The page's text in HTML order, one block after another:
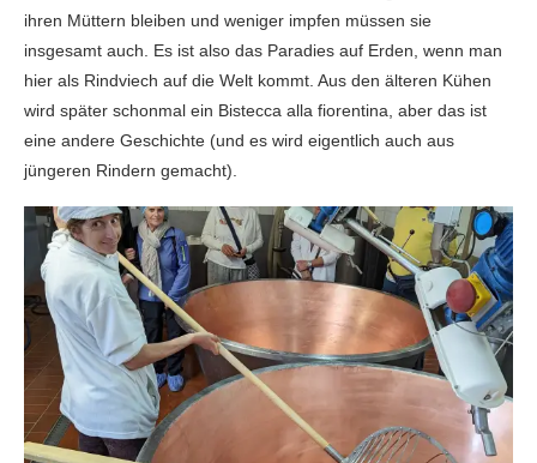
ihren Müttern bleiben und weniger impfen müssen sie
insgesamt auch. Es ist also das Paradies auf Erden, wenn man
hier als Rindviech auf die Welt kommt. Aus den älteren Kühen
wird später schonmal ein Bistecca alla fiorentina, aber das ist
eine andere Geschichte (und es wird eigentlich auch aus
jüngeren Rindern gemacht).